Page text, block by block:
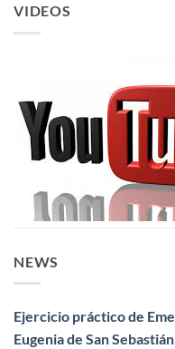
VIDEOS
NEWS
Ejercicio práctico de
Eugenia de San